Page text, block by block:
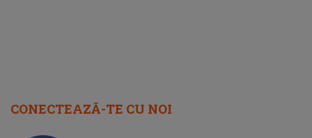
CONECTEAZĂ-TE CU NOI